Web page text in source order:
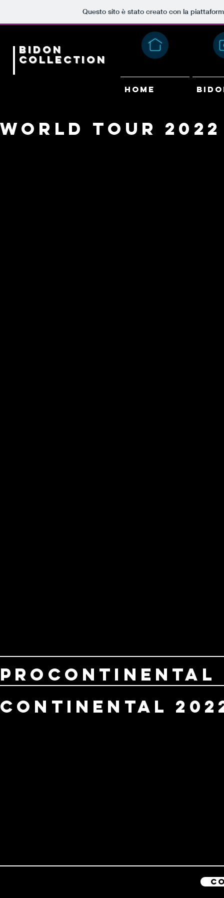
Questo sito è stato creato con la
Bidon
Collection
HOME
World Tour 2022
ProContinental
Continental